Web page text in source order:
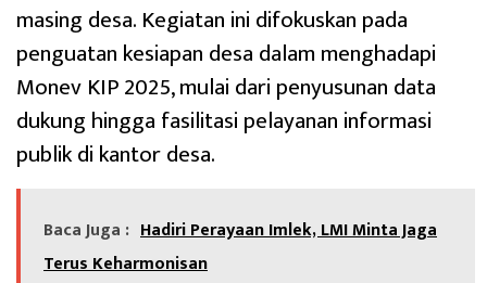
masing desa. Kegiatan ini difokuskan pada
penguatan kesiapan desa dalam menghadapi
Monev KIP 2025, mulai dari penyusunan data
dukung hingga fasilitasi pelayanan informasi
publik di kantor desa.
Baca Juga : Hadiri Perayaan Imlek, LMI Minta Jaga
Terus Keharmonisan